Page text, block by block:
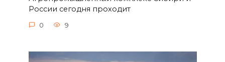
России сегодня проходит
0 9